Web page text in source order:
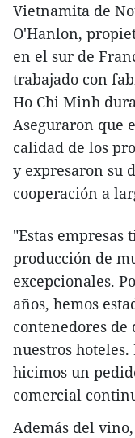
Vietnamita de
O'Hanlon,
en el sur de
trabajado con
Ho Chi Minh
Aseguraron que
calidad de los
y expresaron su
cooperación a
"Estas
producción de
excepcionales.
años, hemos
contenedores
nuestros hoteles.
hicimos un
comercial
Además del